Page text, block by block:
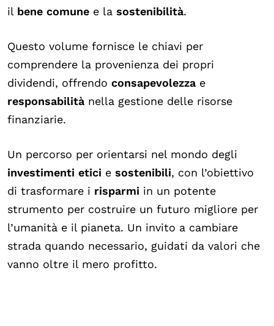
il bene comune e la sostenibilità.
Questo volume fornisce le chiavi per
comprendere la provenienza dei propri
dividendi, offrendo consapevolezza e
responsabilità nella gestione delle risorse
finanziarie.
Un percorso per orientarsi nel mondo degli
investimenti etici e sostenibili, con l’obiettivo
di trasformare i risparmi in un potente
strumento per costruire un futuro migliore per
l’umanità e il pianeta. Un invito a cambiare
strada quando necessario, guidati da valori che
vanno oltre il mero profitto.